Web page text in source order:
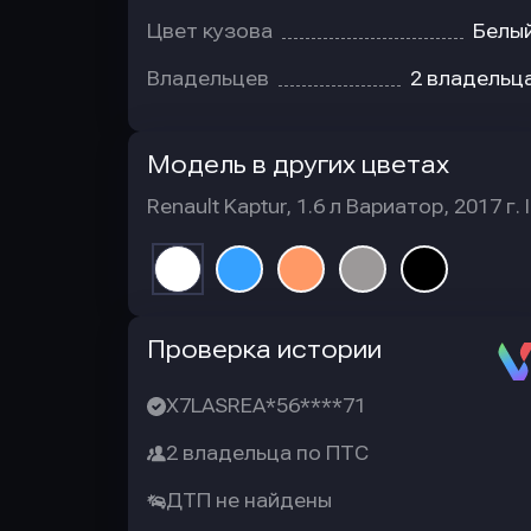
Цвет кузова
Владельцев 2
Модель в других цветах
Renault Kaptur, 1.6 л Вариатор, 2017 г. I
Проверка истории
X7LASREA*56****71
2 владельца по ПТС
ДТП не найдены